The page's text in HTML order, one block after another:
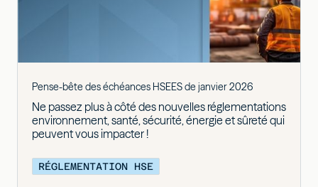
Pense-bête des échéances HSEES de janvier 2026
Ne passez plus à côté des nouvelles réglementations
environnement, santé, sécurité, énergie et sûreté qui
peuvent vous impacter !
RÉGLEMENTATION HSE